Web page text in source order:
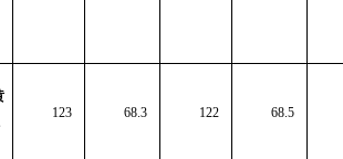
123 68.3 122 68.5